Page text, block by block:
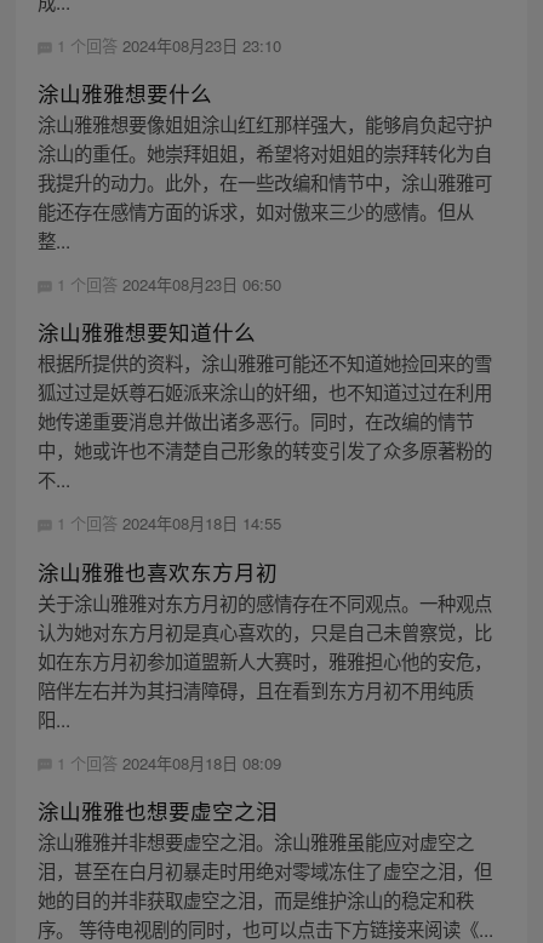
1 个回答 2024年08月23日 23:10
涂山雅雅想要什么
涂山雅雅想要像姐姐涂山红红那样强大，能够肩负起守护
涂山的重任。她崇拜姐姐，希望将对姐姐的崇拜转化为自
我提升的动力。此外，在一些改编和情节中，涂山雅雅可
能还存在感情方面的诉求，如对傲来三少的感情。但从
整...
1 个回答 2024年08月23日 06:50
涂山雅雅想要知道什么
根据所提供的资料，涂山雅雅可能还不知道她捡回来的雪
狐过过是妖尊石姬派来涂山的奸细，也不知道过过在利用
她传递重要消息并做出诸多恶行。同时，在改编的情节
中，她或许也不清楚自己形象的转变引发了众多原著粉的
不...
1 个回答 2024年08月18日 14:55
涂山雅雅也喜欢东方月初
关于涂山雅雅对东方月初的感情存在不同观点。一种观点
认为她对东方月初是真心喜欢的，只是自己未曾察觉，比
如在东方月初参加道盟新人大赛时，雅雅担心他的安危，
陪伴左右并为其扫清障碍，且在看到东方月初不用纯质
阳...
1 个回答 2024年08月18日 08:09
涂山雅雅也想要虚空之泪
涂山雅雅并非想要虚空之泪。涂山雅雅虽能应对虚空之
泪，甚至在白月初暴走时用绝对零域冻住了虚空之泪，但
她的目的并非获取虚空之泪，而是维护涂山的稳定和秩
序。 等待电视剧的同时，也可以点击下方链接来阅读《...